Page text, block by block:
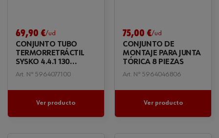
69,90 €/ud
CONJUNTO TUBO
TERMORRETRÁCTIL
SYSKO 4.4.1 130
PIEZAS
Art. Nº 5964077100
Ver producto
75,00 €/ud
CONJUNTO DE
MONTAJE PARA JUNTA
TÓRICA 8 PIEZAS
Art. Nº 5964046806
Ver producto